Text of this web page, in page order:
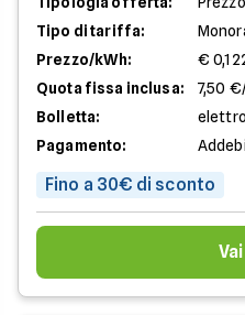
Tipo di tariffa:
Prezzo/kWh:
€
Quota fissa inclusa:
7,50
Bolletta:
Pagamento:
Fino a 30€ di sconto
Vai